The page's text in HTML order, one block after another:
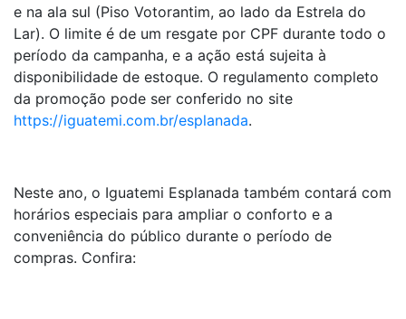
e na ala sul (Piso Votorantim, ao lado da Estrela do
Lar). O limite é de um resgate por CPF durante todo o
período da campanha, e a ação está sujeita à
disponibilidade de estoque. O regulamento completo
da promoção pode ser conferido no site
https://iguatemi.com.br/esplanada.
Neste ano, o Iguatemi Esplanada também contará com
horários especiais para ampliar o conforto e a
conveniência do público durante o período de
compras. Confira: